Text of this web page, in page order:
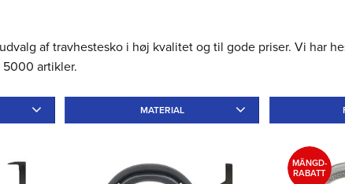
af travhestesko i høj kvalitet og til gode priser. Vi har
artikler.
MATERIAL
Annat 16
MÄNGD-
RABATT